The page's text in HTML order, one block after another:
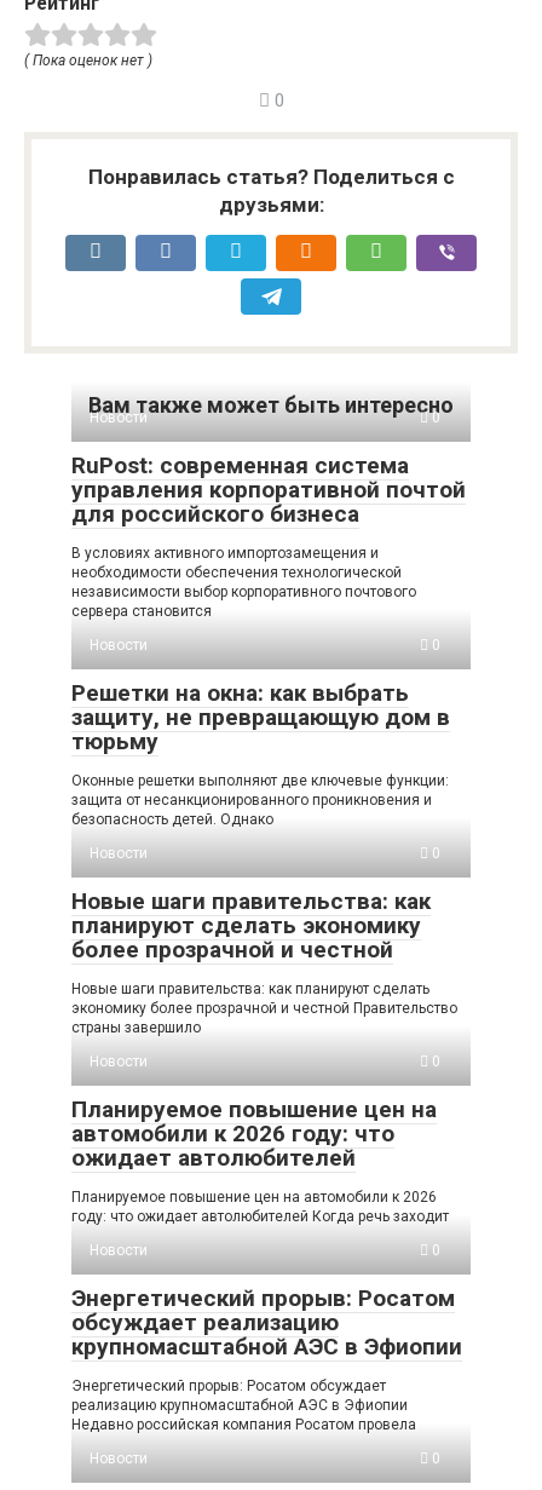
( Пока оценок нет )
0
Понравилась статья? Поделиться с
друзьями:
Вам также может быть интересно
Новости 0
RuPost: современная система
управления корпоративной почтой
для российского бизнеса
В условиях активного импортозамещения и
необходимости обеспечения технологической
независимости выбор корпоративного почтового
сервера становится
Новости
0
Решетки на окна: как выбрать
защиту, не превращающую дом в
тюрьму
Оконные решетки выполняют две ключевые функции:
защита от несанкционированного проникновения и
безопасность детей. Однако
Новости
0
Новые шаги правительства: как
планируют сделать экономику
более прозрачной и честной
Новые шаги правительства: как планируют сделать
экономику более прозрачной и честной Правительство
страны завершило
Новости
0
Планируемое повышение цен на
автомобили к 2026 году: что
ожидает автолюбителей
Планируемое повышение цен на автомобили к 2026
году: что ожидает автолюбителей Когда речь заходит
Новости
0
Энергетический прорыв: Росатом
обсуждает реализацию
крупномасштабной АЭС в Эфиопии
Энергетический прорыв: Росатом обсуждает
реализацию крупномасштабной АЭС в Эфиопии
Недавно российская компания Росатом провела
Новости
0